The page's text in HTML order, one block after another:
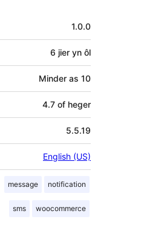
1.0.0
6 jier yn ôl
Minder as 10
4.7 of heger
5.5.19
English (US)
message notification
sms woocommerce